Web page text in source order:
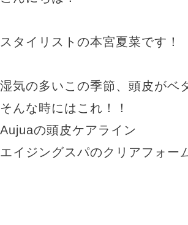
スタイリストの本宮夏菜です！
湿気の多いこの季節、頭皮がベ
そんな時にはこれ！！
Aujuaの頭皮ケアライン
エイジングスパのクリアフォー